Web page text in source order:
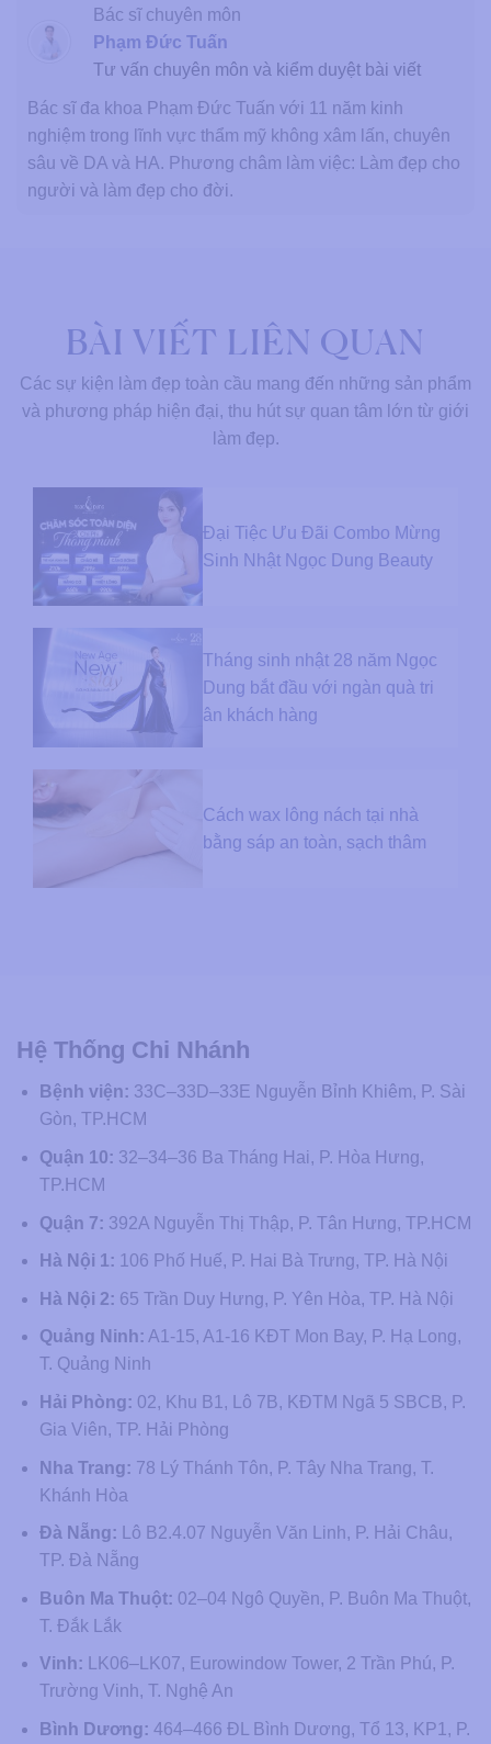
Bác sĩ chuyên môn
Phạm Đức Tuấn
Tư vấn chuyên môn và kiểm duyệt bài viết
Bác sĩ đa khoa Phạm Đức Tuấn với 11 năm kinh
nghiệm trong lĩnh vực thẩm mỹ không xâm lấn, chuyên
sâu về DA và HA. Phương châm làm việc: Làm đẹp cho
người và làm đẹp cho đời.
BÀI VIẾT LIÊN QUAN
Các sự kiện làm đẹp toàn cầu mang đến những sản phẩm
và phương pháp hiện đại, thu hút sự quan tâm lớn từ giới
làm đẹp.
Đại Tiệc Ưu Đãi Combo Mừng
Sinh Nhật Ngọc Dung Beauty
Tháng sinh nhật 28 năm Ngọc
Dung bắt đầu với ngàn quà tri
ân khách hàng
Cách wax lông nách tại nhà
bằng sáp an toàn, sạch thâm
Hệ Thống Chi Nhánh
Bệnh viện: 33C–33D–33E Nguyễn Bỉnh Khiêm, P. Sài
Gòn, TP.HCM
Quận 10: 32–34–36 Ba Tháng Hai, P. Hòa Hưng,
TP.HCM
Quận 7: 392A Nguyễn Thị Thập, P. Tân Hưng, TP.HCM
Hà Nội 1: 106 Phố Huế, P. Hai Bà Trưng, TP. Hà Nội
Hà Nội 2: 65 Trần Duy Hưng, P. Yên Hòa, TP. Hà Nội
Quảng Ninh: A1-15, A1-16 KĐT Mon Bay, P. Hạ Long,
T. Quảng Ninh
Hải Phòng: 02, Khu B1, Lô 7B, KĐTM Ngã 5 SBCB, P.
Gia Viên, TP. Hải Phòng
Nha Trang: 78 Lý Thánh Tôn, P. Tây Nha Trang, T.
Khánh Hòa
Đà Nẵng: Lô B2.4.07 Nguyễn Văn Linh, P. Hải Châu,
TP. Đà Nẵng
Buôn Ma Thuột: 02–04 Ngô Quyền, P. Buôn Ma Thuột,
T. Đắk Lắk
Vinh: LK06–LK07, Eurowindow Tower, 2 Trần Phú, P.
Trường Vinh, T. Nghệ An
Bình Dương: 464–466 ĐL Bình Dương, Tổ 13, KP1, P.